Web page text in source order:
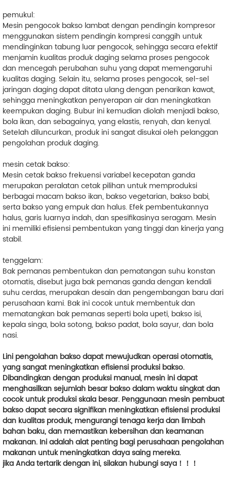
pemukul:
Mesin pengocok bakso lambat dengan pendingin kompresor
menggunakan sistem pendingin kompresi canggih untuk
mendinginkan tabung luar pengocok, sehingga secara efektif
menjamin kualitas produk daging selama proses pengocok
dan mencegah perubahan suhu yang dapat memengaruhi
kualitas daging. Selain itu, selama proses pengocok, sel-sel
jaringan daging dapat ditata ulang dengan penarikan kawat,
sehingga meningkatkan penyerapan air dan meningkatkan
keempukan daging. Bubur ini kemudian diolah menjadi bakso,
bola ikan, dan sebagainya, yang elastis, renyah, dan kenyal.
Setelah diluncurkan, produk ini sangat disukai oleh pelanggan
pengolahan produk daging.
mesin cetak bakso:
Mesin cetak bakso frekuensi variabel kecepatan ganda
merupakan peralatan cetak pilihan untuk memproduksi
berbagai macam bakso ikan, bakso vegetarian, bakso babi,
serta bakso yang empuk dan halus. Efek pembentukannya
halus, garis luarnya indah, dan spesifikasinya seragam. Mesin
ini memiliki efisiensi pembentukan yang tinggi dan kinerja yang
stabil.
tenggelam:
Bak pemanas pembentukan dan pematangan suhu konstan
otomatis, disebut juga bak pemanas ganda dengan kendali
suhu cerdas, merupakan desain dan pengembangan baru dari
perusahaan kami. Bak ini cocok untuk membentuk dan
mematangkan bak pemanas seperti bola upeti, bakso isi,
kepala singa, bola sotong, bakso padat, bola sayur, dan bola
nasi.
Lini pengolahan bakso dapat mewujudkan operasi otomatis,
yang sangat meningkatkan efisiensi produksi bakso.
Dibandingkan dengan produksi manual, mesin ini dapat
menghasilkan sejumlah besar bakso dalam waktu singkat dan
cocok untuk produksi skala besar. Penggunaan mesin pembuat
bakso dapat secara signifikan meningkatkan efisiensi produksi
dan kualitas produk, mengurangi tenaga kerja dan limbah
bahan baku, dan memastikan kebersihan dan keamanan
makanan. Ini adalah alat penting bagi perusahaan pengolahan
makanan untuk meningkatkan daya saing mereka.
jika Anda tertarik dengan ini, silakan hubungi saya！！！